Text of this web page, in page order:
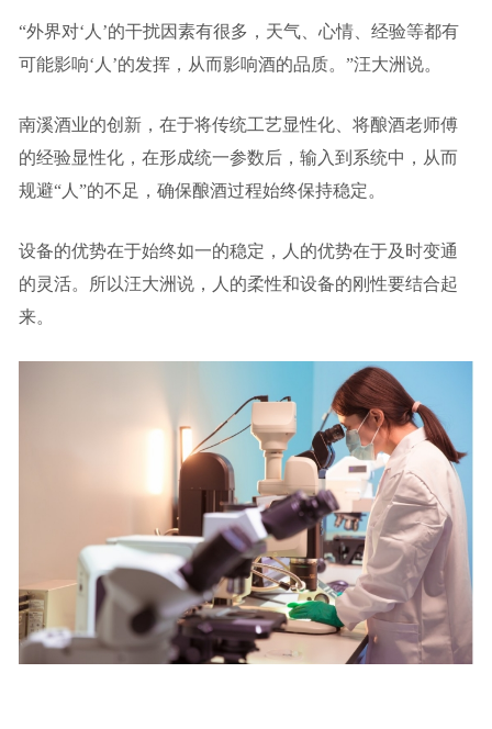
“外界对‘人’的干扰因素有很多，天气、心情、经验等都有
可能影响‘人’的发挥，从而影响酒的品质。”汪大洲说。
南溪酒业的创新，在于将传统工艺显性化、将酿酒老师傅
的经验显性化，在形成统一参数后，输入到系统中，从而
规避“人”的不足，确保酿酒过程始终保持稳定。
设备的优势在于始终如一的稳定，人的优势在于及时变通
的灵活。所以汪大洲说，人的柔性和设备的刚性要结合起
来。